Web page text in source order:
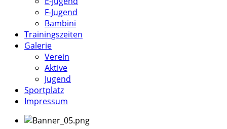
F-Jugend
Bambini
Trainingszeiten
Galerie
Verein
Aktive
Jugend
Sportplatz
Impressum